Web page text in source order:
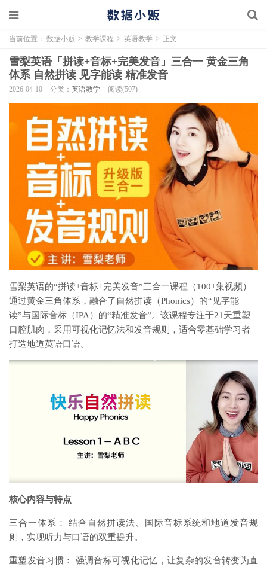
当前位置： 数据小贩 > 教学课程 > 英语教学 > 正文
雪梨英语「拼读+音标+完美发音」三合一 黄金三角
体系 自然拼读 见字能读 精准发音
2026-04-10 分类： 英语教学 阅读(507)
雪梨英语的“拼读+音标+完美发音”三合一课程（100+集视频）
通过黄金三角体系，融合了自然拼读（Phonics）的“见字能
读”与国际音标（IPA）的“精准发音”。该课程专注于21天重塑
口腔肌肉，采用可视化记忆法和发音规则，适合零基础学习者
打造地道英语口语。
核心内容与特点
三合一体系： 结合自然拼读法、国际音标系统和地道发音规
则，实现听力与口语的双重提升。
重塑发音习惯： 强调音标可视化记忆，让复杂的发音转变为直